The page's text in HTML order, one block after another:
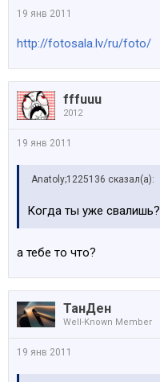
19 янв 2011
http://fotosala.lv/ru/foto/
fffuuu
2012
19 янв 2011
Anatoly;1225136 сказал(а):
Когда ты уже свалишь?
а тебе то что?
ТанДен
Well-Known Member
19 янв 2011